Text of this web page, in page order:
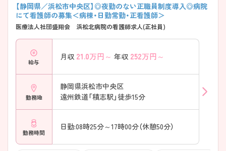
【静岡県／浜松市中央区】◎夜勤のない正職員制度導入◎病院
にて看護師の募集＜病棟・日勤常勤・正看護師＞
医療法人社団盛翔会 浜松北病院の看護師求人(正社員)
給与
月収 21.0万円～ 年収 252万円～
勤務地
静岡県浜松市中央区
遠州鉄道「積志駅」徒歩15分
勤務時間
日勤:08時25分～17時00分（休憩50分）